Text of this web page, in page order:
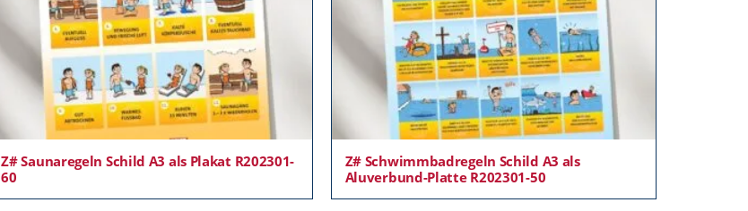
Z# Saunaregeln Schild A3 als Plakat R202301-
60
Z# Schwimmbadregeln Schild A3 als
Aluverbund-Platte R202301-50